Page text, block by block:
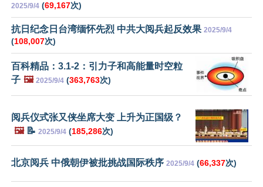
2025/9/4 (69,167次)
抗日纪念日台湾缅怀先烈 中共大阅兵起反效果 2025/9/4
(108,007次)
百科精品：3.1-2：引力子和高能量时空粒
子 🖼️ 2025/9/4 (363,763次)
阅兵仪式张又侠坐席大变 上升为正国级？
🖼️📝 2025/9/4 (185,286次)
北京阅兵 中俄朝伊被批挑战国际秩序 2025/9/4 (66,337次)